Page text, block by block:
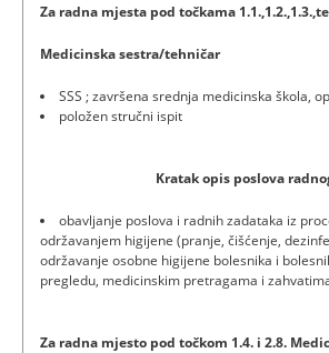
Za radna mjesta pod točkama
Medicinska sestra/tehničar
SSS ; završena srednja medicinska škola,
položen stručni ispit
Kratak opis poslova
obavljanje poslova i radnih zadataka iz
održavanjem higijene (pranje, čišćenje,
održavanje osobne higijene bolesnika i
pregledu, medicinskim pretragama i
Za radna mjesto pod točkom 1.4. i 2.8.